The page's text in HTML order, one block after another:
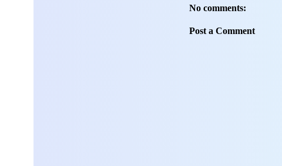
No comments:
Post a Comment